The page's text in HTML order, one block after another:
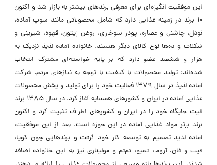
این موفقیت انگیزه‌ای برای معرفی برندهای بیشتر به بازار شد و اکنون
10 برند در زمینه غذایی دارد که شامل محصولاتی مانند سوپ آماده،
نودل، چاشنی و عصاره، پودر سوخاری، روغن زیتون، قهوه، شیرینی و
شکلات و ده‌ها نوع کالای دیگر هستند. خانواده آماده لذیذ نزدیک به
هزار و ششصد عضو دارد که بر پایه خواسته‌ای مشترک انتخاب
شده‌اند: تولید محصولات با کیفیت با توجه به نیازهای مردم. شرکت
آماده لذیذ در سال 1379 فعالیت خود را برای تولید و پخش محصولات
غذایی آماده در ایران و کشورهای همسایه آغاز کرد. در سال 1385 برند
الیت جایگاه خود را در ایران و کشورهای اطراف تثبیت کرد و اکنون
برند برتر مواد غذایی آماده در این حوزه است. بعد از این موفقیت،
آماده لذیذ تصمیم به توسعه کار خود گرفت و برندهایی چون کوپا،
فیت و فان، آروما، تمپو، تم‌تم و مولیناری نیز به این خانواده اضافه